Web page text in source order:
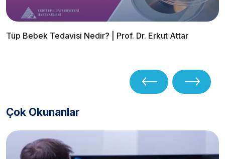
Tüp Bebek Tedavisi Nedir? | Prof. Dr. Erkut Attar
Çok Okunanlar